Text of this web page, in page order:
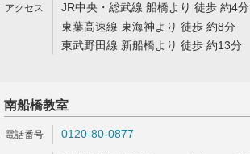
JR中央・総武線 船橋より 徒歩 約4分
東葉高速線 東海神より 徒歩 約8分
東武野田線 新船橋より 徒歩 約13分
南船橋教室
0120-80-0877